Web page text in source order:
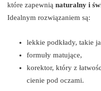
które zapewnią naturalny i
Idealnym rozwiązaniem są:
lekkie podkłady, takie
formuły matujące,
korektor, który z
cienie pod oczami.